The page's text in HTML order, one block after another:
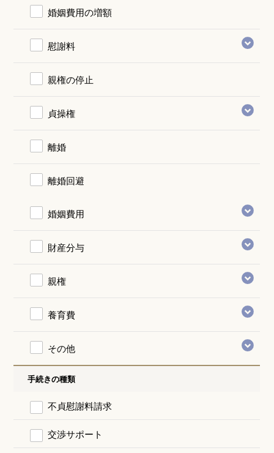
婚姻費用の増額
慰謝料
親権の停止
貞操権
離婚
離婚回避
婚姻費用
財産分与
親権
養育費
その他
手続きの種類
不貞慰謝料請求
交渉サポート